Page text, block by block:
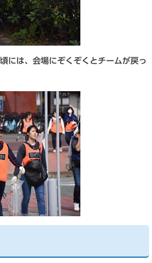
には、会場にぞくぞくとチームが戻っ